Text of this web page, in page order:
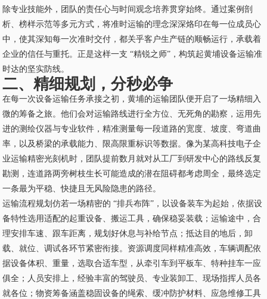
除专业技能外，团队的责任心与时间观念培养贯穿始终。通过案例剖
析、榜样示范等多元方式，将准时运输的理念深深烙印在每一位成员心
中，使其深知每一次准时交付，都关乎客户生产链的顺畅运行，承载着
企业的信任与重托。正是这样一支 “精锐之师”，构筑起黄埔设备运输准
时达的坚实防线。
二、精细规划，分秒必争
在每一次设备运输任务承接之初，黄埔的运输团队便开启了一场精细入
微的筹备之旅。他们会对运输路线进行全方位、无死角的勘察，运用先
进的测绘仪器与专业软件，精准测量每一段道路的宽度、坡度、弯道曲
率，以及桥梁的承载能力、限高限重标识等数据。像为某高科技电子企
业运输精密光刻机时，团队提前数月就对从工厂到研发中心的路线反复
勘测，连道路两旁树枝生长可能造成的潜在阻碍都考虑周全，最终选定
一条最为平稳、快捷且无风险隐患的路径。
运输流程规划仿若一场精密的 “排兵布阵”，以设备装车为起始，依据设
备特性选用适配的起重设备、搬运工具，确保稳妥装载；运输途中，合
理安排车速、跟车距离，规划好休息与补给节点；抵达目的地后，卸
载、就位、调试各环节紧密衔接。资源调度同样精准高效，车辆调配依
据设备体积、重量，选取合适车型，从牵引车到平板车、特种挂车一应
俱全；人员安排上，经验丰富的驾驶员、专业装卸工、现场指挥人员各
就各位；物资筹备涵盖稳固设备的绳索、缓冲防护材料、应急维修工具